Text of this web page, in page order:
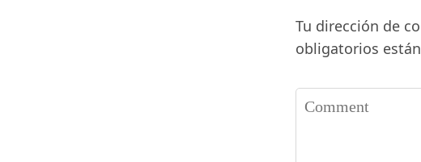
Tu dirección de
obligatorios